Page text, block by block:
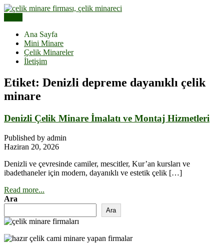
Skip
Çelik Minare | Çelik Minare
Yapımı
Ana Sayfa
Mini Minare
Çelik Minareler
İletişim
Etiket: Denizli depreme dayanıklı çelik
minare
Denizli Çelik Minare İmalatı ve Montaj Hizmetleri
Published by admin
Haziran 20, 2026
Denizli ve çevresinde camiler, mescitler, Kur’an kursları ve
ibadethaneler için modern, dayanıklı ve estetik çelik […]
Read more...
Ara
Ara